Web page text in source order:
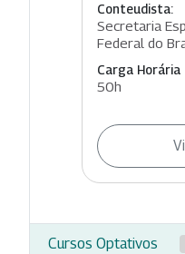
Conteudista:
Secretaria
Federal do
Carga Horária
50h
Cursos Optativos